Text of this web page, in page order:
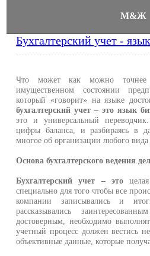
М&Ж
Бухгалтерский учет -
Что может как можно
имущественном состоянии
который «говорит» на языке
бухгалтерский учет – это язык
это и универсальный
цифры баланса, и разбираясь в
многое об организации любого вида
Основа бухгалтерского ведения дел
Бухгалтерский учет – это
специально для того чтобы все
компании записывались и
рассказывались
достоверным, необходимо
учетный процесс должен вестись
объективные данные, которые